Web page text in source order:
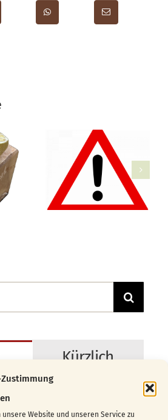
Website und unseren Service zu
Kürzlich
zur Skulptur …